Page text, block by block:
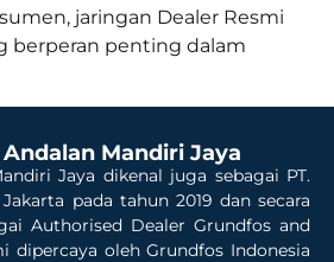
jaringan Dealer Resmi
berperan penting dalam
Andalan Mandiri Jaya
Jaya dikenal juga sebagai PT.
pada tahun 2019 dan secara
Authorised Dealer Grundfos and
dipercaya oleh Grundfos Indonesia